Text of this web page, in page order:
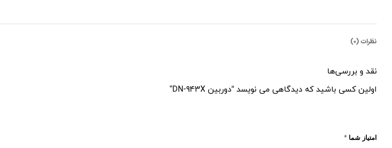
نظرات (0)
نقد و بررسی‌ها
اولین کسی باشید که دیدگاهی می نویسد “دوربین DN-943X”
امتیاز شما *